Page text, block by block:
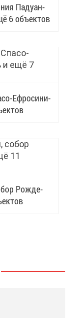
Па­ду­ан­
6 объ­ек­тов
Еф­ро­си­ни­
Рож­де­